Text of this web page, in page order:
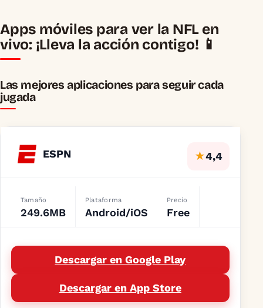
Apps móviles para ver la NFL en
vivo: ¡Lleva la acción contigo! 📱
Las mejores aplicaciones para seguir cada
jugada
ESPN ★4,4
Tamaño
249.6MB
Plataforma
Android/iOS
Precio
Free
Descargar en Google Play
Descargar en App Store